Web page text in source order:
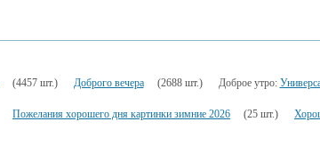
(4457 шт.) Доброго вечера (2688 шт.) Доброе утро:
Пожелания хорошего дня картинки зимние 2026 (25 шт.)